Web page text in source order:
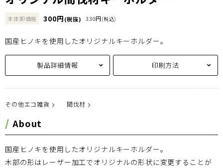
本体卸価格 300円(税抜) 330円(税込)
国産ヒノキを使用したオリジナルキーホルダー。
製品詳細情報 印刷方法
その他エコ雑貨 間伐材
About
国産ヒノキを使用したオリジナルキーホルダー。
木部の形はレーザー加工でオリジナルの形状に変更することが